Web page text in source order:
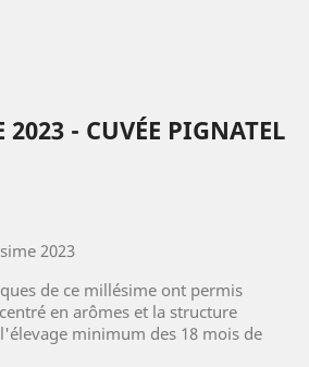
2023 - CUVÉE PIGNATEL
2023
de ce millésime ont permis
en arômes et la structure
minimum des 18 mois de